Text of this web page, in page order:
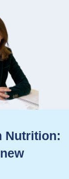
Nutrition: